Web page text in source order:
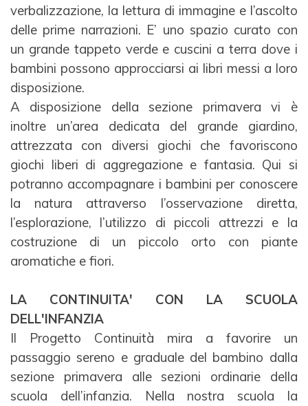
verbalizzazione, la lettura di immagine e l’ascolto
delle prime narrazioni. E’ uno spazio curato con
un grande tappeto verde e cuscini a terra dove i
bambini possono approcciarsi ai libri messi a loro
disposizione.
A disposizione della sezione primavera vi è
inoltre un’area dedicata del grande giardino,
attrezzata con diversi giochi che favoriscono
giochi liberi di aggregazione e fantasia. Qui si
potranno accompagnare i bambini per conoscere
la natura attraverso l’osservazione diretta,
l’esplorazione, l’utilizzo di piccoli attrezzi e la
costruzione di un piccolo orto con piante
aromatiche e fiori.
LA CONTINUITA' CON LA SCUOLA
DELL'INFANZIA
Il Progetto Continuità mira a favorire un
passaggio sereno e graduale del bambino dalla
sezione primavera alle sezioni ordinarie della
scuola dell’infanzia. Nella nostra scuola la